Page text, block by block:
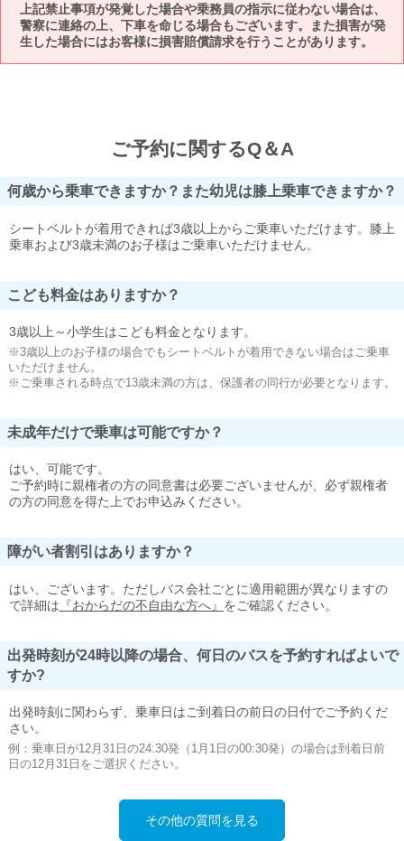
上記禁止事項が発覚した場合や乗務員の指示に従わない場合は、
警察に連絡の上、下車を命じる場合もございます。また損害が発
生した場合にはお客様に損害賠償請求を行うことがあります。
ご予約に関するQ＆A
何歳から乗車できますか？また幼児は膝上乗車できますか？
シートベルトが着用できれば3歳以上からご乗車いただけます。膝上
乗車および3歳未満のお子様はご乗車いただけません。
こども料金はありますか？
3歳以上～小学生はこども料金となります。
※3歳以上のお子様の場合でもシートベルトが着用できない場合はご乗車
いただけません。
※ご乗車される時点で13歳未満の方は、保護者の同行が必要となります。
未成年だけで乗車は可能ですか？
はい、可能です。
ご予約時に親権者の方の同意書は必要ございませんが、必ず親権者
の方の同意を得た上でお申込みください。
障がい者割引はありますか？
はい、ございます。ただしバス会社ごとに適用範囲が異なりますの
で詳細は 『おからだの不自由な方へ』 をご確認ください。
出発時刻が24時以降の場合、何日のバスを予約すればよいで
すか?
出発時刻に関わらず、乗車日はご到着日の前日の日付でご予約くだ
さい。
例：乗車日が12月31日の24:30発（1月1日の00:30発）の場合は到着日前
日の12月31日をご選択ください。
その他の質問を見る